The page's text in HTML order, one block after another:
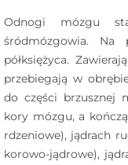
Odnogi mózgu
śródmózgowia. Na
półksiężyca.
przebiegają w
do części brzusznej
kory mózgu, a
rdzeniowe), jądrach
korowo-jądrowe),